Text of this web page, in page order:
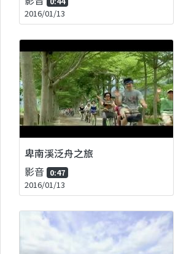
2016/01/13
卑南溪泛舟之旅
影音 0:47
2016/01/13